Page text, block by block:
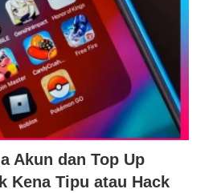
Akun dan Top Up
Kena Tipu atau Hack